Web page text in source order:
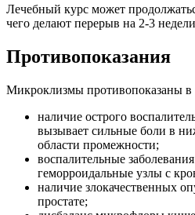
Лечебный курс может
чего делают перерыв на 2-3
Противопоказания
Микроклизмы противопоказаны в
наличие острого
вызывает сильные боли в
области промежности;
воспалительные
геморроидальные узлы с
наличие злокачественных
простате;